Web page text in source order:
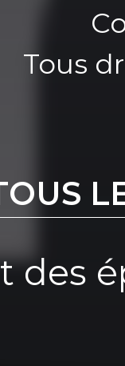
Tous
des